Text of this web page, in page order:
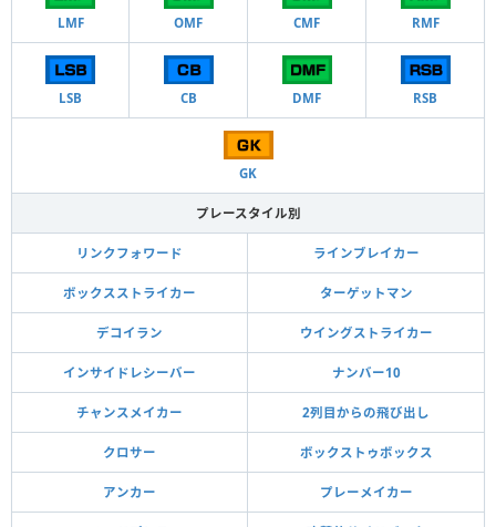
LMF OMF CMF RMF
LSB CB DMF RSB
GK
プレースタイル別
リンクフォワード ラインブレイカー
ボックスストライカー ターゲットマン
デコイラン ウイングストライカー
インサイドレシーバー ナンバー10
チャンスメイカー 2列目からの飛び出し
クロサー ボックストゥボックス
アンカー プレーメイカー